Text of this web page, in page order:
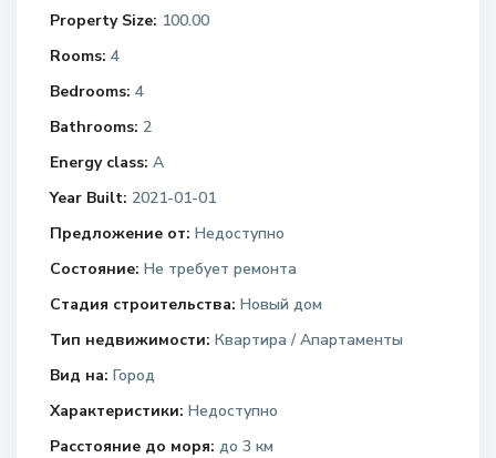
Property Size: 100.00
Rooms: 4
Bedrooms: 4
Bathrooms: 2
Energy class: A
Year Built: 2021-01-01
Предложение от: Недоступно
Состояние: Не требует ремонта
Стадия строительства: Новый дом
Тип недвижимости: Квартира / Апартаменты
Вид на: Город
Характеристики: Недоступно
Расстояние до моря: до 3 км